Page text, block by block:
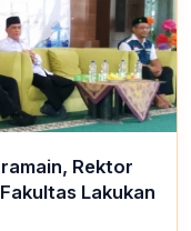
Rektor
Lakukan